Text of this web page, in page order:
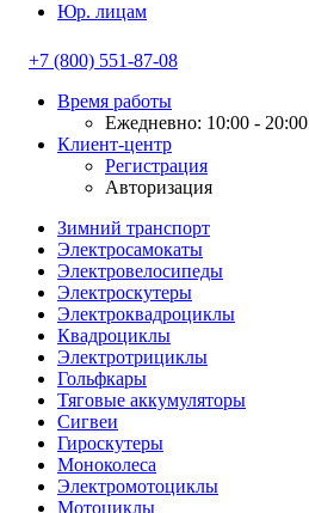
Юр. лицам
+7 (800) 551-87-08
Время работы
Ежедневно: 10:00 - 20:00
Клиент-центр
Регистрация
Авторизация
Зимний транспорт
Электросамокаты
Электровелосипеды
Электроскутеры
Электроквадроциклы
Квадроциклы
Электротрициклы
Гольфкары
Тяговые аккумуляторы
Сигвеи
Гироскутеры
Моноколеса
Электромотоциклы
Мотоциклы